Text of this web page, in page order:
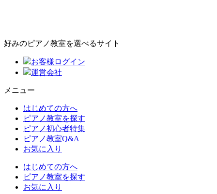
好みのピアノ教室を選べるサイト
お客様ログイン
運営会社
メニュー
はじめての方へ
ピアノ教室を探す
ピアノ初心者特集
ピアノ教室Q&A
お気に入り
はじめての方へ
ピアノ教室を探す
お気に入り